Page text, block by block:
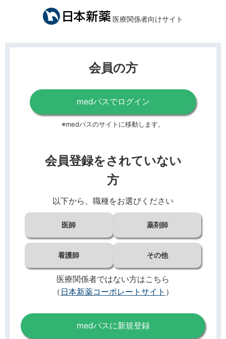
医療関係者向けサイト
会員の方
medパスでログイン
※medパスのサイトに移動します。
会員登録をされていない
方
以下から、職種をお選びください
医師 薬剤師
看護師 その他
医療関係者ではない方はこちら
（ 日本新薬コーポレートサイト ）
medパスに新規登録